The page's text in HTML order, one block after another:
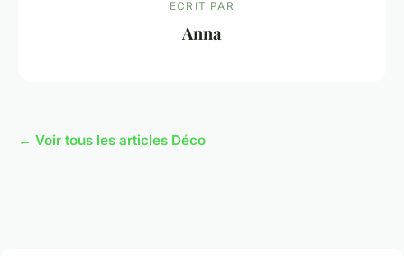
ECRIT PAR
Anna
← Voir tous les articles Déco